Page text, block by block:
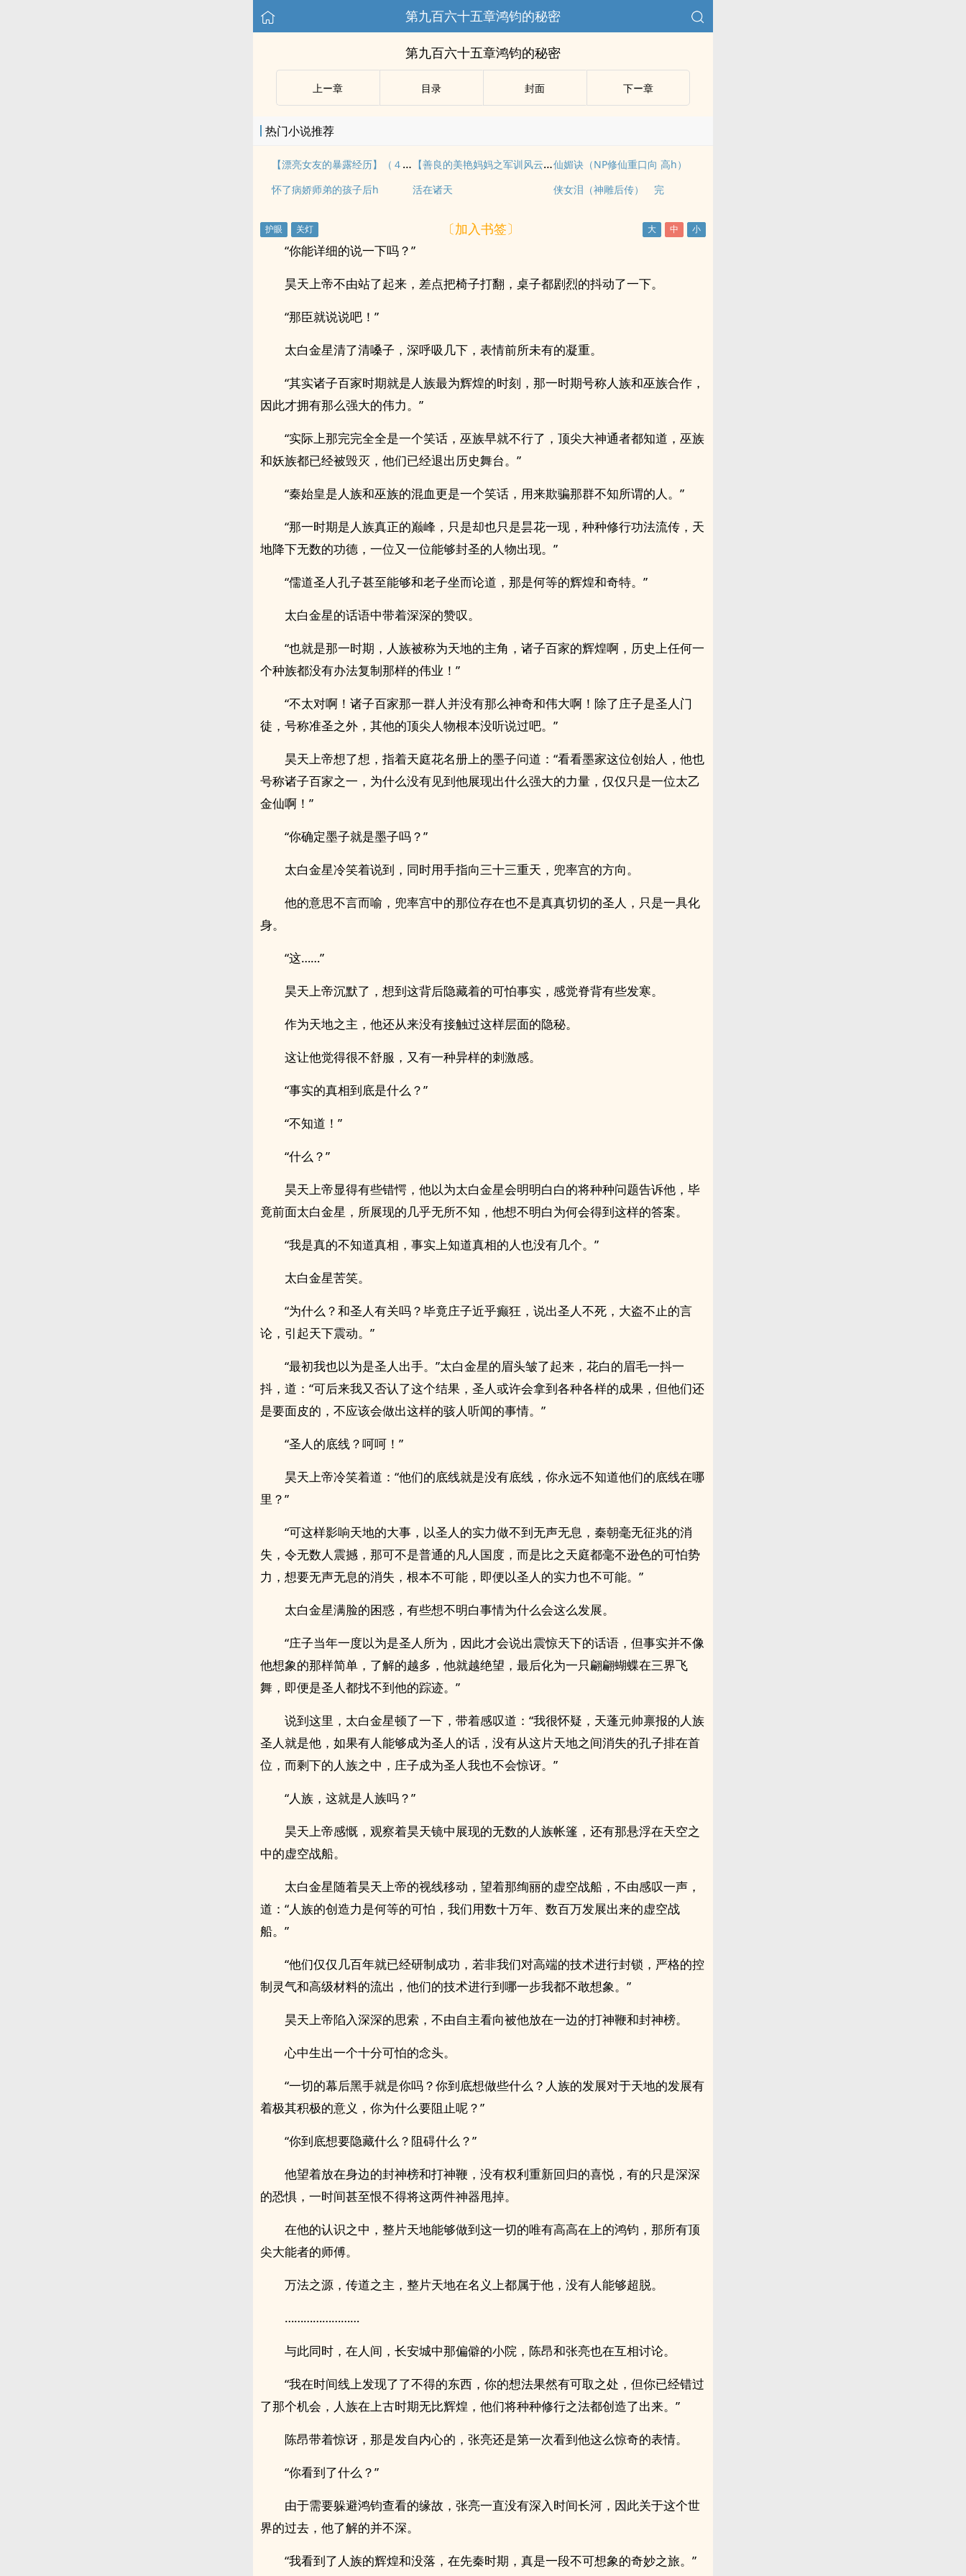
第九百六十五章鸿钧的秘密
第九百六十五章鸿钧的秘密
上ー章 目录 封面 下ー章
热门小说推荐
【漂亮女友的暴露经历】（４２）介绍 【善良的美艳妈妈之军训风云】 8中 伟大的妈妈仙媚诀（NP修仙重口向 高h）
怀了病娇师弟的孩子后h
活在诸天 侠女泪（神雕后传） 完
〔加入书签〕
“你能详细的说一下吗？”
昊天上帝不由站了起来，差点把椅子打翻，桌子都剧烈的抖动了一下。
“那臣就说说吧！”
太白金星清了清嗓子，深呼吸几下，表情前所未有的凝重。
“其实诸子百家时期就是人族最为辉煌的时刻，那一时期号称人族和巫族合作，
因此才拥有那么强大的伟力。”
“实际上那完完全全是一个笑话，巫族早就不行了，顶尖大神通者都知道，巫族
和妖族都已经被毁灭，他们已经退出历史舞台。”
“秦始皇是人族和巫族的混血更是一个笑话，用来欺骗那群不知所谓的人。”
“那一时期是人族真正的巅峰，只是却也只是昙花一现，种种修行功法流传，天
地降下无数的功德，一位又一位能够封圣的人物出现。”
“儒道圣人孔子甚至能够和老子坐而论道，那是何等的辉煌和奇特。”
太白金星的话语中带着深深的赞叹。
“也就是那一时期，人族被称为天地的主角，诸子百家的辉煌啊，历史上任何一
个种族都没有办法复制那样的伟业！”
“不太对啊！诸子百家那一群人并没有那么神奇和伟大啊！除了庄子是圣人门
徒，号称准圣之外，其他的顶尖人物根本没听说过吧。”
昊天上帝想了想，指着天庭花名册上的墨子问道：“看看墨家这位创始人，他也
号称诸子百家之一，为什么没有见到他展现出什么强大的力量，仅仅只是一位太乙
金仙啊！”
“你确定墨子就是墨子吗？”
太白金星冷笑着说到，同时用手指向三十三重天，兜率宫的方向。
他的意思不言而喻，兜率宫中的那位存在也不是真真切切的圣人，只是一具化
身。
“这……”
昊天上帝沉默了，想到这背后隐藏着的可怕事实，感觉脊背有些发寒。
作为天地之主，他还从来没有接触过这样层面的隐秘。
这让他觉得很不舒服，又有一种异样的刺激感。
“事实的真相到底是什么？”
“不知道！”
“什么？”
昊天上帝显得有些错愕，他以为太白金星会明明白白的将种种问题告诉他，毕
竟前面太白金星，所展现的几乎无所不知，他想不明白为何会得到这样的答案。
“我是真的不知道真相，事实上知道真相的人也没有几个。”
太白金星苦笑。
“为什么？和圣人有关吗？毕竟庄子近乎癫狂，说出圣人不死，大盗不止的言
论，引起天下震动。”
“最初我也以为是圣人出手。”太白金星的眉头皱了起来，花白的眉毛一抖一
抖，道：“可后来我又否认了这个结果，圣人或许会拿到各种各样的成果，但他们还
是要面皮的，不应该会做出这样的骇人听闻的事情。”
“圣人的底线？呵呵！”
昊天上帝冷笑着道：“他们的底线就是没有底线，你永远不知道他们的底线在哪
里？”
“可这样影响天地的大事，以圣人的实力做不到无声无息，秦朝毫无征兆的消
失，令无数人震撼，那可不是普通的凡人国度，而是比之天庭都毫不逊色的可怕势
力，想要无声无息的消失，根本不可能，即便以圣人的实力也不可能。”
太白金星满脸的困惑，有些想不明白事情为什么会这么发展。
“庄子当年一度以为是圣人所为，因此才会说出震惊天下的话语，但事实并不像
他想象的那样简单，了解的越多，他就越绝望，最后化为一只翩翩蝴蝶在三界飞
舞，即便是圣人都找不到他的踪迹。”
说到这里，太白金星顿了一下，带着感叹道：“我很怀疑，天蓬元帅禀报的人族
圣人就是他，如果有人能够成为圣人的话，没有从这片天地之间消失的孔子排在首
位，而剩下的人族之中，庄子成为圣人我也不会惊讶。”
“人族，这就是人族吗？”
昊天上帝感慨，观察着昊天镜中展现的无数的人族帐篷，还有那悬浮在天空之
中的虚空战船。
太白金星随着昊天上帝的视线移动，望着那绚丽的虚空战船，不由感叹一声，
道：“人族的创造力是何等的可怕，我们用数十万年、数百万发展出来的虚空战
船。”
“他们仅仅几百年就已经研制成功，若非我们对高端的技术进行封锁，严格的控
制灵气和高级材料的流出，他们的技术进行到哪一步我都不敢想象。”
昊天上帝陷入深深的思索，不由自主看向被他放在一边的打神鞭和封神榜。
心中生出一个十分可怕的念头。
“一切的幕后黑手就是你吗？你到底想做些什么？人族的发展对于天地的发展有
着极其积极的意义，你为什么要阻止呢？”
“你到底想要隐藏什么？阻碍什么？”
他望着放在身边的封神榜和打神鞭，没有权利重新回归的喜悦，有的只是深深
的恐惧，一时间甚至恨不得将这两件神器甩掉。
在他的认识之中，整片天地能够做到这一切的唯有高高在上的鸿钧，那所有顶
尖大能者的师傅。
万法之源，传道之主，整片天地在名义上都属于他，没有人能够超脱。
……………………
与此同时，在人间，长安城中那偏僻的小院，陈昂和张亮也在互相讨论。
“我在时间线上发现了了不得的东西，你的想法果然有可取之处，但你已经错过
了那个机会，人族在上古时期无比辉煌，他们将种种修行之法都创造了出来。”
陈昂带着惊讶，那是发自内心的，张亮还是第一次看到他这么惊奇的表情。
“你看到了什么？”
由于需要躲避鸿钧查看的缘故，张亮一直没有深入时间长河，因此关于这个世
界的过去，他了解的并不深。
“我看到了人族的辉煌和没落，在先秦时期，真是一段不可想象的奇妙之旅。”